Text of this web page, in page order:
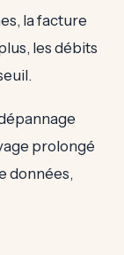
la facture
les débits
prolongé
données,